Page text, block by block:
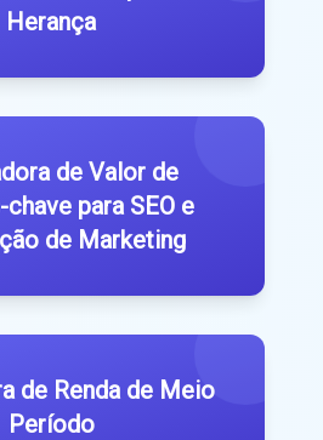
Herança
de Valor de
chave para SEO e
de Marketing
de Renda de Meio
Período